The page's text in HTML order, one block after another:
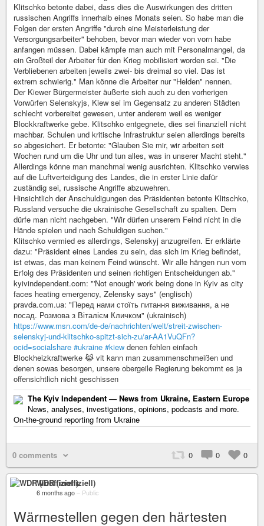
Klitschko betonte dabei, dass dies die Auswirkungen des dritten
russischen Angriffs innerhalb eines Monats seien. So habe man die
Folgen der ersten Angriffe "durch eine Meisterleistung der
Versorgungsarbeiter" behoben, bevor man wieder von vorn habe
anfangen müssen. Dabei kämpfe man auch mit Personalmangel, da
ein Großteil der Arbeiter für den Krieg mobilisiert worden sei. "Die
Verbliebenen arbeiten jeweils zwei- bis dreimal so viel. Das ist
extrem schwierig." Man könne die Arbeiter nur "Helden" nennen.
Der Kiewer Bürgermeister äußerte sich auch zu den vorherigen
Vorwürfen Selenskyjs, Kiew sei im Gegensatz zu anderen Städten
schlecht vorbereitet gewesen, unter anderem weil es weniger
Blockkraftwerke gebe. Klitschko entgegnete, dies sei finanziell nicht
machbar. Schulen und kritische Infrastruktur seien allerdings bereits
so abgesichert. Er betonte: "Glauben Sie mir, wir arbeiten seit
Wochen rund um die Uhr und tun alles, was in unserer Macht steht."
Allerdings könne man manchmal wenig ausrichten. Klitschko verwies
auf die Luftverteidigung des Landes, die in erster Linie dafür
zuständig sei, russische Angriffe abzuwehren.
Hinsichtlich der Anschuldigungen des Präsidenten betonte Klitschko,
Russland versuche die ukrainische Gesellschaft zu spalten. Dem
dürfe man nicht nachgeben. "Wir dürfen unserem Feind nicht in die
Hände spielen und nach Schuldigen suchen."
Klitschko vermied es allerdings, Selenskyj anzugreifen. Er erklärte
dazu: "Präsident eines Landes zu sein, das sich im Krieg befindet,
ist etwas, das man keinem Feind wünscht. Wir alle hängen nun vom
Erfolg des Präsidenten und seinen richtigen Entscheidungen ab."
kyivindependent.com: "'Not enough' work being done in Kyiv as city
faces heating emergency, Zelensky says" (englisch)
pravda.com.ua: "Перед нами стоїть питання виживання, а не
посад. Розмова з Віталієм Кличком" (ukrainisch)
https://www.msn.com/de-de/nachrichten/welt/streit-zwischen-
selenskyj-und-klitschko-spitzt-sich-zu/ar-AA1VuQFn?
ocid=socialshare #ukraine #kiew denen fehlen einfach
Blockheizkraftwerke 😹 vlt kann man zusammenschmeißen und
denen sowas besorgen, unsere obergeile Regierung bekommt es ja
offensichtlich nicht geschissen
The Kyiv Independent — News from Ukraine, Eastern Europe
News, analyses, investigations, opinions, podcasts and more.
On-the-ground reporting from Ukraine
0 comments 0 0 0
WDR (inoffiziell)
6 months ago – Public
Wärmestellen gegen den härtesten